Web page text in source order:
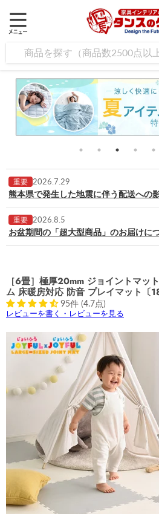
重要 2026.7.29
熊本県で発生した地震に伴う配送への
重要 2026.8.5
お盆期間の「超大型商品」のお届けに
［6畳］極厚20mm ジョイントマッ
ム 床暖房対応 防音 プレイマット〔
95件 (4.7点)
レビューを書く・レビューを見る